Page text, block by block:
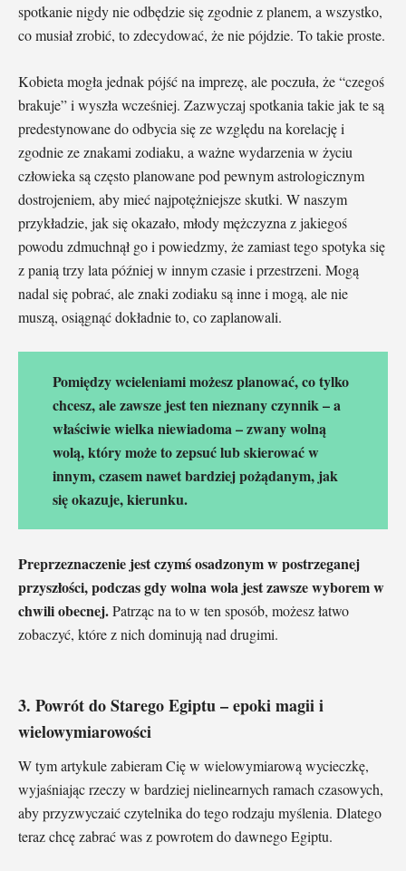
spotkanie nigdy nie odbędzie się zgodnie z planem, a wszystko,
co musiał zrobić, to zdecydować, że nie pójdzie. To takie proste.
Kobieta mogła jednak pójść na imprezę, ale poczuła, że “czegoś
brakuje” i wyszła wcześniej. Zazwyczaj spotkania takie jak te są
predestynowane do odbycia się ze względu na korelację i
zgodnie ze znakami zodiaku, a ważne wydarzenia w życiu
człowieka są często planowane pod pewnym astrologicznym
dostrojeniem, aby mieć najpotężniejsze skutki. W naszym
przykładzie, jak się okazało, młody mężczyzna z jakiegoś
powodu zdmuchnął go i powiedzmy, że zamiast tego spotyka się
z panią trzy lata później w innym czasie i przestrzeni. Mogą
nadal się pobrać, ale znaki zodiaku są inne i mogą, ale nie
muszą, osiągnąć dokładnie to, co zaplanowali.
Pomiędzy wcieleniami możesz planować, co tylko
chcesz, ale zawsze jest ten nieznany czynnik – a
właściwie wielka niewiadoma – zwany wolną
wolą, który może to zepsuć lub skierować w
innym, czasem nawet bardziej pożądanym, jak
się okazuje, kierunku.
Preprzeznaczenie jest czymś osadzonym w postrzeganej
przyszłości, podczas gdy wolna wola jest zawsze wyborem w
chwili obecnej.Patrząc na to w ten sposób, możesz łatwo
zobaczyć, które z nich dominują nad drugimi.
3. Powrót do Starego Egiptu – epoki magii i
wielowymiarowości
W tym artykule zabieram Cię w wielowymiarową wycieczkę,
wyjaśniając rzeczy w bardziej nielinearnych ramach czasowych,
aby przyzwyczaić czytelnika do tego rodzaju myślenia. Dlatego
teraz chcę zabrać was z powrotem do dawnego Egiptu.